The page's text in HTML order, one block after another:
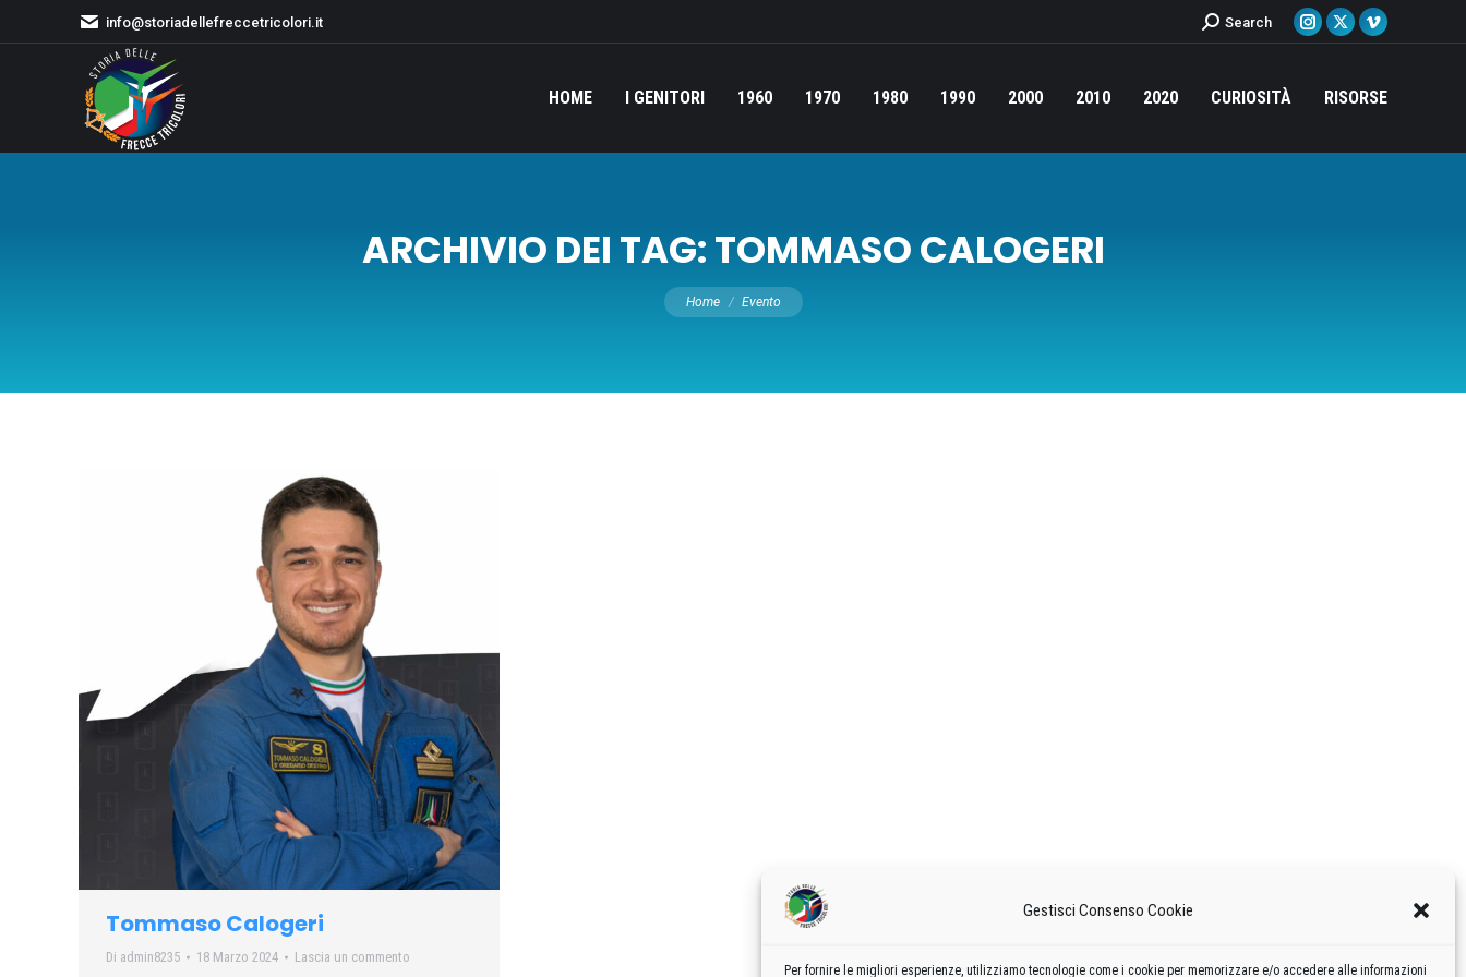
Gestisci Consenso Cookie
Per fornire le migliori esperienze, utilizziamo tecnologie come i cookie per memorizzare e/o accedere alle informazioni
info@storiadellefreccetricolori.it Cerca:Search
Instagram
opens
new
X
opens
new
Vimeo
opens
new
HOME I GENITORI 1960 1970 1980 1990 2000 2010 2020 CURIOSITÀ RISORSE
ARCHIVIO DEI TAG:TOMMASO CALOGERI
Tu sei qui:
Home Evento
Tommaso Calogeri
Di admin8235 18 Marzo 2024 Lascia un commento